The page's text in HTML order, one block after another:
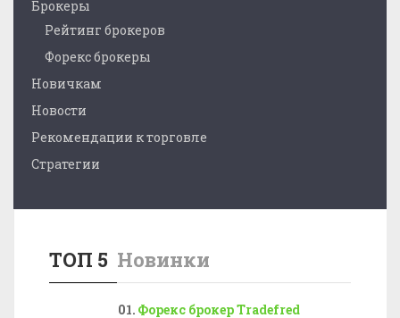
Брокеры
Рейтинг брокеров
Форекс брокеры
Новичкам
Новости
Рекомендации к торговле
Стратегии
ТОП 5 Новинки
Форекс брокер Tradefred